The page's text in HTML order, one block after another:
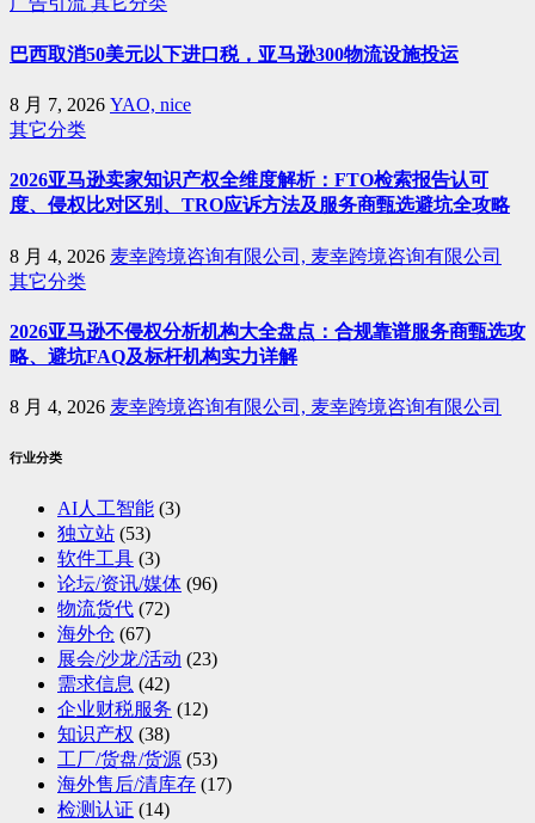
巴西取消50美元以下进口税，亚马逊300物流设施投运
8 月 7, 2026 YAO, nice
其它分类
2026亚马逊卖家知识产权全维度解析：FTO检索报告认可
度、侵权比对区别、TRO应诉方法及服务商甄选避坑全攻略
8 月 4, 2026 麦幸跨境咨询有限公司, 麦幸跨境咨询有限公司
其它分类
2026亚马逊不侵权分析机构大全盘点：合规靠谱服务商甄选攻
略、避坑FAQ及标杆机构实力详解
8 月 4, 2026 麦幸跨境咨询有限公司, 麦幸跨境咨询有限公司
行业分类
AI人工智能 (3)
独立站 (53)
软件工具 (3)
论坛/资讯/媒体 (96)
物流货代 (72)
海外仓 (67)
展会/沙龙/活动 (23)
需求信息 (42)
企业财税服务 (12)
知识产权 (38)
工厂/货盘/货源 (53)
海外售后/清库存 (17)
检测认证 (14)